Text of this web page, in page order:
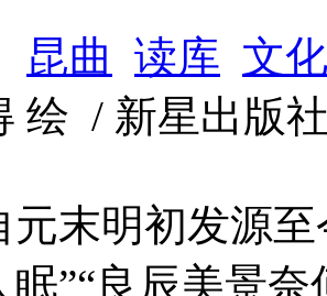
昆曲 读库 文化
绘 / 新星出版
元末明初发源
眠”“良辰美景